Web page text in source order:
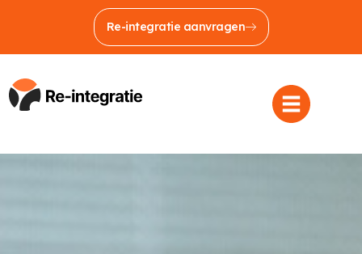
Re-integratie aanvragen